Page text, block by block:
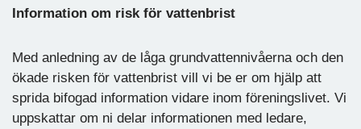
Information om risk för vattenbrist
Med anledning av de låga grundvattennivåerna och den
ökade risken för vattenbrist vill vi be er om hjälp att
sprida bifogad information vidare inom föreningslivet. Vi
uppskattar om ni delar informationen med ledare,